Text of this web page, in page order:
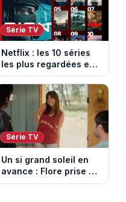
Série TV
Netflix : les 10 séries
les plus regardées en
France en ce moment
Série TV
Un si grand soleil en
avance : Flore prise au
piège. Episode du 6